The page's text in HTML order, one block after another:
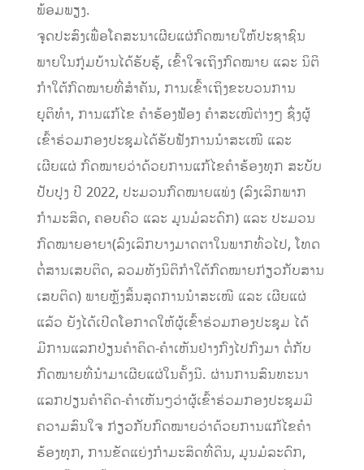
ພ້ອມພຽງ.
ຈຸດປະສົງເພື່ອໂຄສະນາເຜີຍແຜ່ກົດໝາຍໃຫ້ປະຊາຊົນ
ພາຍໃນກຸ່ມບ້ານໄດ້ຮັບຮູ້, ເຂົ້າໃຈເຖິງກົດໝາຍ ແລະ ນິຕິ
ກຳໃຕ້ກົດໝາຍທີ່ສຳຄັນ, ການເຂົ້າເຖິງຂະບວນການ
ຍຸຕິທຳ, ການແກ້ໄຂ ຄຳຮ້ອງຟ້ອງ ຄຳສະເໜີຕ່າງໆ ຊຶ່ງຜູ້
ເຂົ້າຮ່ວມກອງປະຊຸມໄດ້ຮັບຟັງການນຳສະເໜີ ແລະ
ເຜີຍແຜ່ ກົດໝາຍວ່າດ້ວຍການແກ້ໄຂຄຳຮ້ອງທຸກ ສະບັບ
ປັບປຸງ ປີ 2022, ປະມວນກົດໝາຍແພ່ງ (ລົງເລິກພາກ
ກຳມະສິດ, ຄອບຄົວ ແລະ ມູນມໍລະດົກ) ແລະ ປະມວນ
ກົດໝາຍອາຍາ(ລົງເລິກບາງມາດຕາໃນພາກທົ່ວໄປ, ໂທດ
ຕໍ່ສານເສບຕິດ, ລວມທັງນິຕິກຳໃຕ້ກົດໝາຍກ່ຽວກັບສານ
ເສບຕິດ) ພາຍຫຼັງສິ້ນສຸດການນໍາສະເໜີ ແລະ ເຜີຍແຜ່
ແລ້ວ ຍັງໄດ້ເປີດໂອກາດໃຫ້ຜູ້ເຂົ້າຮ່ວມກອງປະຊຸມ ໄດ້
ມີການແລກປ່ຽນຄໍາຄິດ-ຄໍາເຫັນຢ່າງກົງໄປກົງມາ ຕໍ່ກັບ
ກົດໝາຍທີ່ນຳມາເຜີຍແຜ່ໃນຄັ້ງນີ. ຜ່ານການສົນທະນາ
ແລກປຽນຄໍາຄິດ-ຄໍາເຫັນໆວ່າຜູ້ເຂົ້າຮ່ວມກອງປະຊຸມມີ
ຄວາມສົນໃຈ ກ່ຽວກັບກົດໝາຍວ່າດ້ວຍການແກ້ໄຂຄຳ
ຮ້ອງທຸກ, ການຂັດແຍ່ງກຳມະສິດທີ່ດິນ, ມູນມໍລະດົກ,